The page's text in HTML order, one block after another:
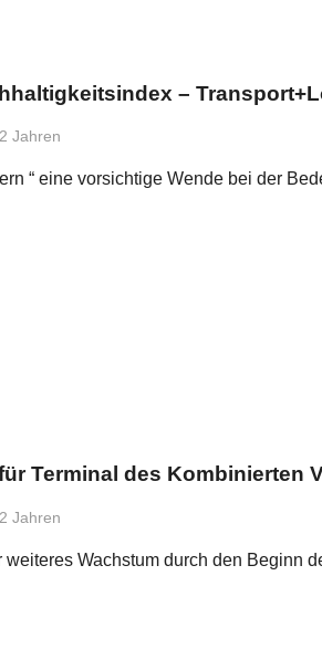
–
Jahren
“ eine vorsichtige Wende bei der
Terminal des Kombinierten
Jahren
Wachstum durch den Beginn